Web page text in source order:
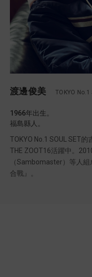
渡邊俊美TOKYO No.1
1966年出生。
福島縣人。
TOKYO No.1 SOUL SET
THE ZOOT16活躍中。
（Sambomaster）等人
合戰』。